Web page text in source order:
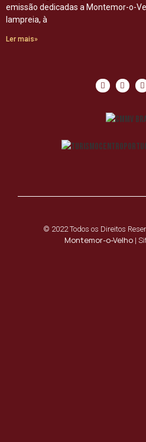
emissão dedicadas a Montemor-o-
lampreia, à
Ler mais»
© 2022 Todos os Direitos
Montemor-o-Velho|